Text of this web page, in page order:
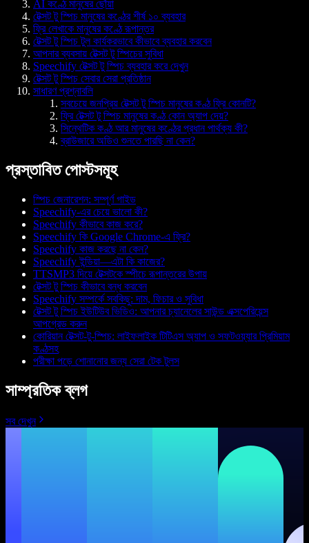
AI কণ্ঠে মানুষের ছোঁয়া
টেক্সট টু স্পিচ মানুষের কণ্ঠের শীর্ষ ১০ ব্যবহার
ফ্রি লেখাকে মানুষের কণ্ঠে রূপান্তর
টেক্সট টু স্পিচ টুল কার্যকরভাবে কীভাবে ব্যবহার করবেন
আপনার ব্যবসায় টেক্সট টু স্পিচের সুবিধা
Speechify টেক্সট টু স্পিচ ব্যবহার করে দেখুন
টেক্সট টু স্পিচ সেবার সেরা প্রতিষ্ঠান
সাধারণ প্রশ্নাবলি
সবচেয়ে জনপ্রিয় টেক্সট টু স্পিচ মানুষের কণ্ঠ ফ্রি কোনটি?
ফ্রি টেক্সট টু স্পিচ মানুষের কণ্ঠ কোন অ্যাপ দেয়?
সিন্থেটিক কণ্ঠ আর মানুষের কণ্ঠের প্রধান পার্থক্য কী?
ব্রাউজারে অডিও শুনতে পারছি না কেন?
প্রস্তাবিত পোস্টসমূহ
স্পিচ জেনারেশন: সম্পূর্ণ গাইড
Speechify-এর চেয়ে ভালো কী?
Speechify কীভাবে কাজ করে?
Speechify কি Google Chrome-এ ফ্রি?
Speechify কাজ করছে না কেন?
Speechify ইন্ডিয়া—এটা কি কাজের?
TTSMP3 দিয়ে টেক্সটকে স্পীচে রূপান্তরের উপায়
টেক্সট টু স্পিচ কীভাবে বন্ধ করবেন
Speechify সম্পর্কে সবকিছু: দাম, ফিচার ও সুবিধা
টেক্সট টু স্পিচ ইউটিউব ভিডিও: আপনার চ্যানেলের সাউন্ড এক্সপেরিয়েন্স
আপগ্রেড করুন
কোরিয়ান টেক্সট-টু-স্পিচ: লাইফলাইক টিটিএস অ্যাপ ও সফটওয়্যার প্রিমিয়াম
কণ্ঠসহ
পরীক্ষা পড়ে শোনানোর জন্য সেরা টেক টুলস
সাম্প্রতিক ব্লগ
সব দেখুন